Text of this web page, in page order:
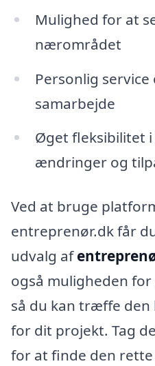
Mulighed for at
nærområdet
Personlig
samarbejde
Øget fleksibilitet
ændringer og
Ved at bruge
entreprenør.dk får
udvalg af
også muligheden
så du kan træffe den
for dit projekt. Tag
for at finde den